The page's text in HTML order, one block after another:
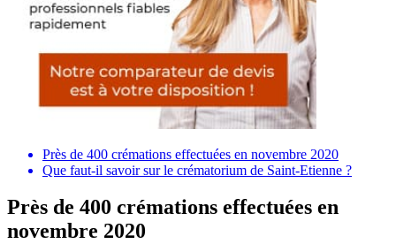
Près de 400 crémations effectuées en novembre 2020
Que faut-il savoir sur le crématorium de Saint-Etienne ?
Près de 400 crémations effectuées en
novembre 2020